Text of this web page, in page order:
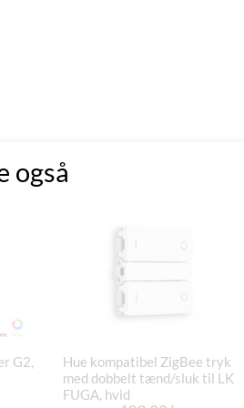
også
G2,
Hue kompatibel ZigBee tryk
med dobbelt tænd/sluk til LK
FUGA, hvid